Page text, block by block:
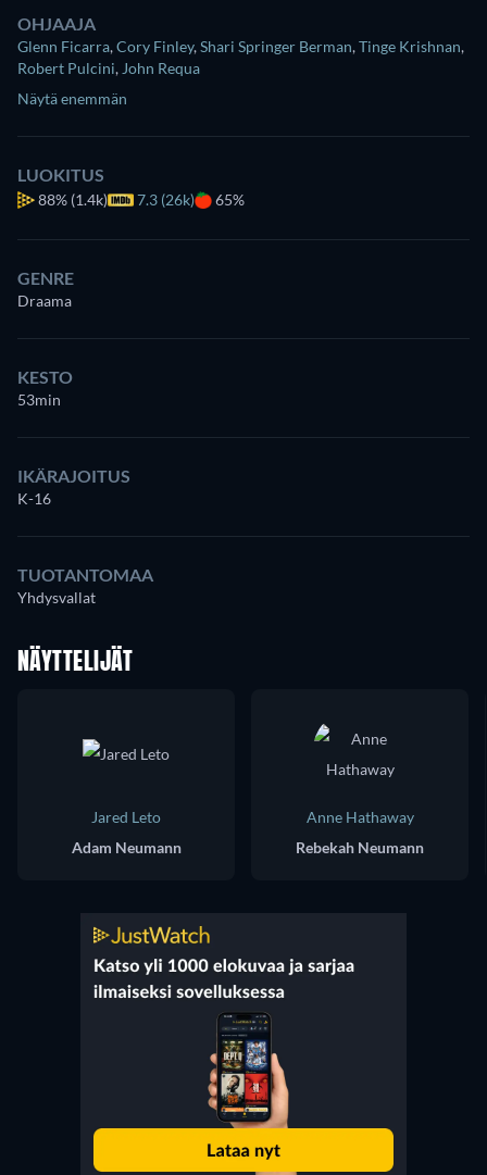
OHJAAJA
Glenn Ficarra,Cory Finley,Shari Springer Berman,Tinge Krishnan,
Robert Pulcini, John Requa
Näytä enemmän
LUOKITUS
88% (1.4k) 7.3 (26k) 65%
GENRE
Draama
KESTO
53min
IKÄRAJOITUS
K-16
TUOTANTOMAA
Yhdysvallat
NÄYTTELIJÄT
Jared Leto
Adam Neumann
Anne Hathaway
Rebekah Neumann